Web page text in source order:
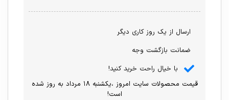
ارسال از یک روز کاری دیگر
ضمانت بازگشت وجه
با خیال راحت خرید کنید!
قیمت محصولات سایت امروز ،یکشنبه ۱۸ مرداد به روز شده
است!